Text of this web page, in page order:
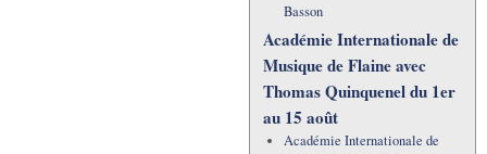
Basson
Académie Internationale de
Musique de Flaine avec
Thomas Quinquenel du 1er
au 15 août
Académie Internationale de